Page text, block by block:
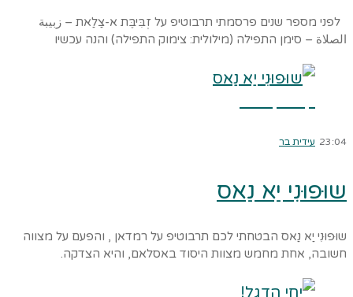
לפני מספר שנים פרסמתי תרבוטיפ על זְבִּיבֶּת א-צַלַאת – زبيبة
الصلاة – סימן התפילה (מילולית: צימוק התפילה) והנה עכשיו
23:04 עידית בר
שוּפוּנִי יַא נַאס
שוּפוּנִי יַא נַאס הבטחתי לכם תרבוטיפ על רמדאן , והפעם על מצווה
חשובה, אחת מחמש מצוות היסוד באסלאם, והיא הצדקה.